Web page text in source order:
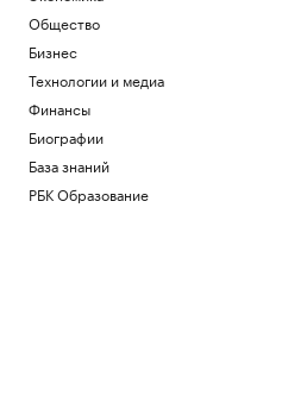
Общество
Бизнес
Технологии и медиа
Финансы
Биографии
База знаний
РБК Образование